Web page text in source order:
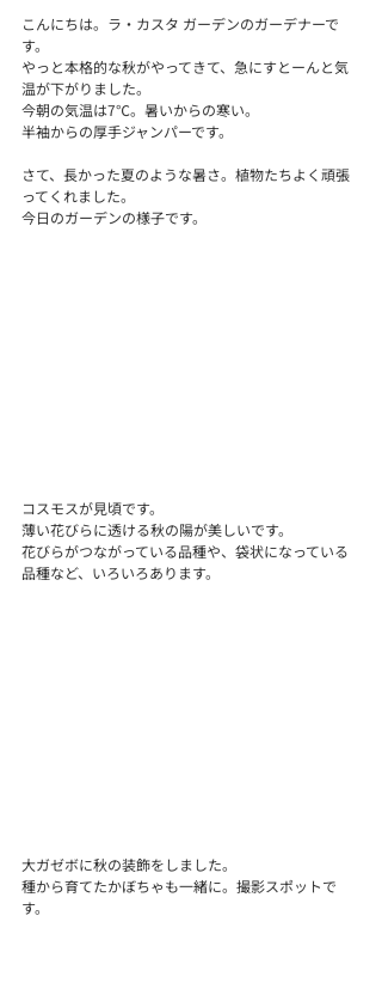
こんにちは。ラ・カスタ ガーデンのガーデナーで
す。
やっと本格的な秋がやってきて、急にすとーんと気
温が下がりました。
今朝の気温は7℃。暑いからの寒い。
半袖からの厚手ジャンパーです。
さて、長かった夏のような暑さ。植物たちよく頑張
ってくれました。
今日のガーデンの様子です。
コスモスが見頃です。
薄い花びらに透ける秋の陽が美しいです。
花びらがつながっている品種や、袋状になっている
品種など、いろいろあります。
大ガゼボに秋の装飾をしました。
種から育てたかぼちゃも一緒に。撮影スポットで
す。